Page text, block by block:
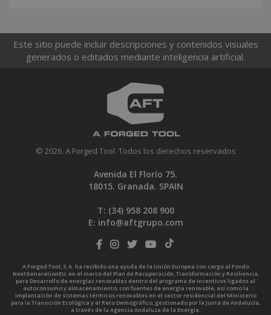
Este sitio puede incluir descripciones y contenidos visuales
generados o editados mediante inteligencia artificial.
© 2026. A Forged Tool. Todos los derechos reservados
Avenida El Florío 75.
18015. Granada. SPAIN
T: (34) 958 208 900
E: info@aftgrupo.com
A Forged Tool, S.A. ha recibido una ayuda de la Unión Europea con cargo al Fondo
NextGenerationEU, en el marco del Plan de Recuperación, Transformación y Resiliencia,
para Desarrollo de energías renovables dentro del programa de incentivos ligados al
autoconsumo y almacenamiento, con fuentes de energía renovable, así como la
implantación de sistemas térmicos renovables en el sector residencial del Ministerio
para la Transición Ecológica y el Reto Demográfico, gestionado por la Junta de Andalucía,
a través de la Agencia Andaluza de la Energía.